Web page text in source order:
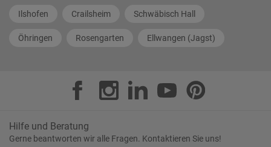
Ilshofen Crailsheim Schwäbisch Hall
Öhringen Rosengarten Ellwangen (Jagst)
Hilfe und Beratung
Gerne beantworten wir alle Fragen. Kontaktieren Sie uns!